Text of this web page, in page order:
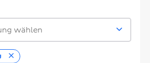
wählen
Entfernen